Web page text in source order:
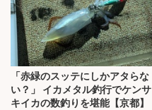
「赤緑のスッテにしかアタらな
い？」 イカメタル釣行でケンサ
キイカの数釣りを堪能【京都】